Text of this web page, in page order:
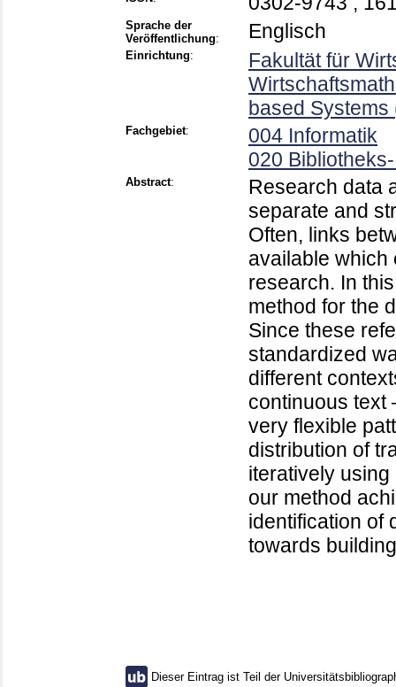
Sprache der
Veröffentlichung: Englisch
Einrichtung:
Fakultät für
based
Fachgebiet:
004 Informatik
020
Abstract:
Research data
separate and
Often, links
available which
research. In
method for the
Since these
standardized
different
continuous text
very flexible
distribution of
iteratively
our method
identification of
towards
Dieser Eintrag ist Teil der